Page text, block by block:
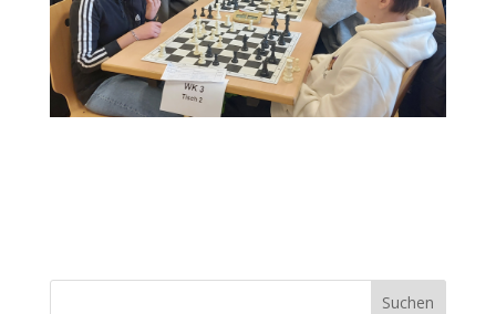
Suchen